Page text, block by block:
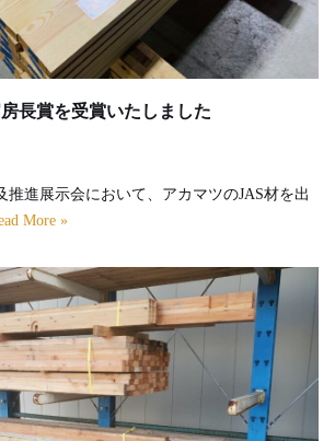
長賞を受賞いたしました
推進展示会において、アカマツのJAS材を出
More »